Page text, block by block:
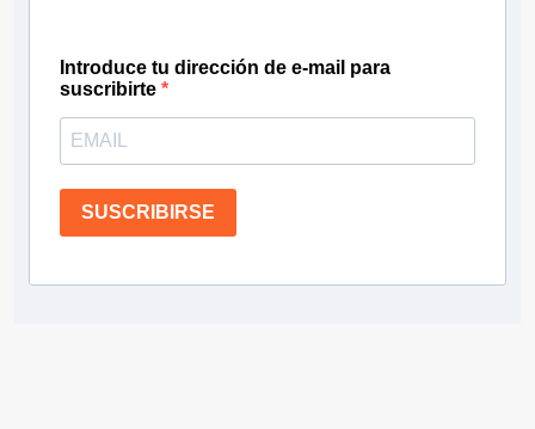
Introduce tu dirección de e-mail para
suscribirte
SUSCRIBIRSE